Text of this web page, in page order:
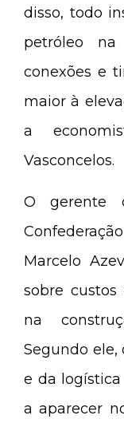
disso, todo
petróleo na
conexões e
maior à
a
Vasconcelos.
O gerente
Marcelo
sobre
na
Segundo ele,
e da
a aparecer